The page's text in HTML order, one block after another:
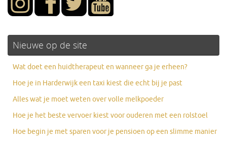
Nieuwe op de site
Wat doet een huidtherapeut en wanneer ga je erheen?
Hoe je in Harderwijk een taxi kiest die echt bij je past
Alles wat je moet weten over volle melkpoeder
Hoe je het beste vervoer kiest voor ouderen met een rolstoel
Hoe begin je met sparen voor je pensioen op een slimme manier